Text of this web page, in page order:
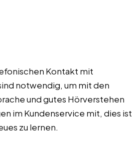
Kontakt mit
notwendig, um mit den
und gutes Hörverstehen
im Kundenservice mit, dies ist
zu lernen.